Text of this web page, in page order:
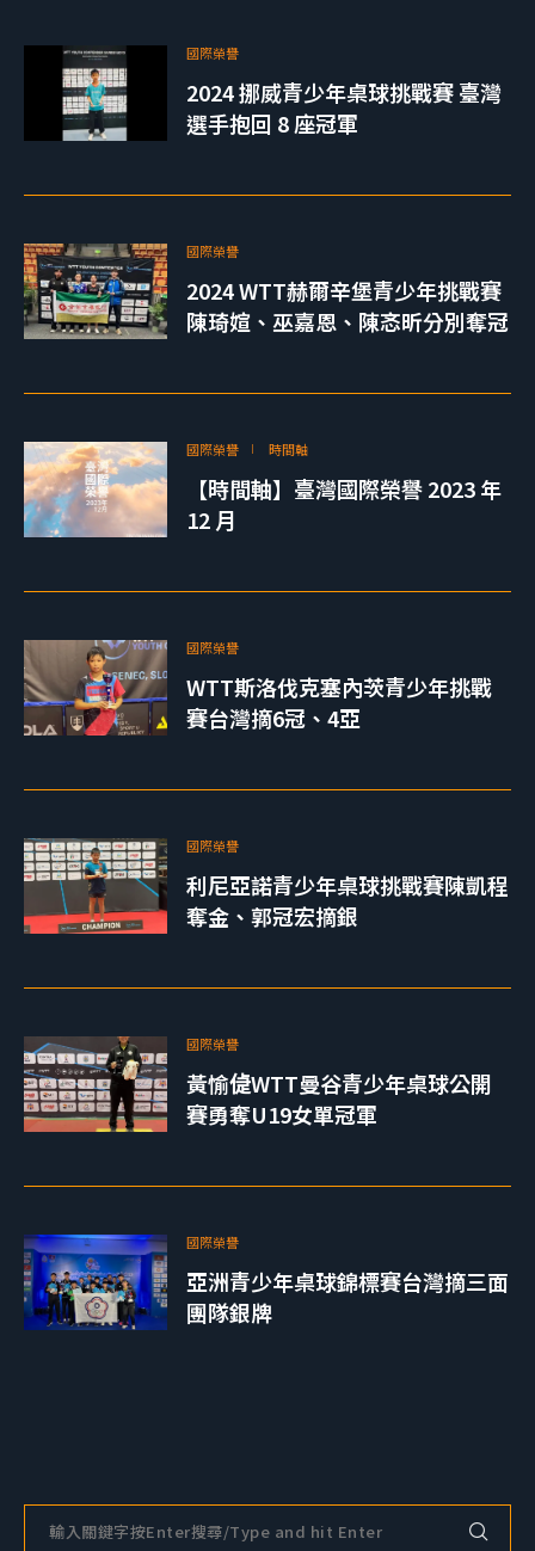
國際榮譽
2024 挪威青少年桌球挑戰賽 臺灣
選手抱回 8 座冠軍
國際榮譽
2024 WTT赫爾辛堡青少年挑戰賽
陳琦媗、巫嘉恩、陳忞昕分別奪冠
國際榮譽 時間軸
【時間軸】臺灣國際榮譽 2023 年
12 月
國際榮譽
WTT斯洛伐克塞內茨青少年挑戰
賽台灣摘6冠、4亞
國際榮譽
利尼亞諾青少年桌球挑戰賽陳凱程
奪金、郭冠宏摘銀
國際榮譽
黃愉偼WTT曼谷青少年桌球公開
賽勇奪U19女單冠軍
國際榮譽
亞洲青少年桌球錦標賽台灣摘三面
團隊銀牌